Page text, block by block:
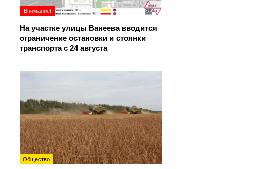
Внимание!
На участке улицы Ванеева вводится
ограничение остановки и стоянки
транспорта с 24 августа
Общество